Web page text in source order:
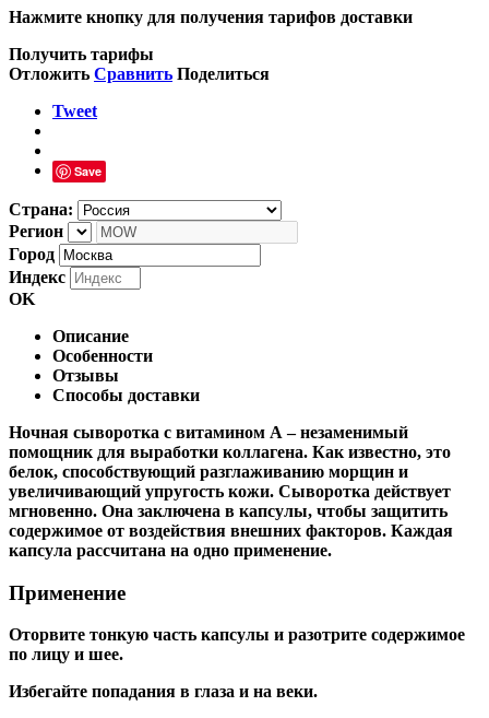
Нажмите кнопку для получения тарифов доставки
Получить тарифы
Отложить Сравнить Поделиться
Tweet
Save
Страна:
Регион
Город
Индекс
OK
Описание
Особенности
Отзывы
Способы доставки
Ночная сыворотка с витамином А – незаменимый
помощник для выработки коллагена. Как известно, это
белок, способствующий разглаживанию морщин и
увеличивающий упругость кожи. Сыворотка действует
мгновенно. Она заключена в капсулы, чтобы защитить
содержимое от воздействия внешних факторов. Каждая
капсула рассчитана на одно применение.
Применение
Оторвите тонкую часть капсулы и разотрите содержимое
по лицу и шее.
Избегайте попадания в глаза и на веки.